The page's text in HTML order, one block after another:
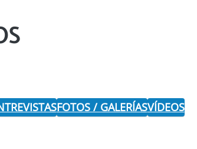
FOTOS / GALERÍASVÍDEOS